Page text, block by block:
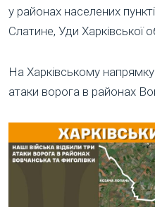
у районах населених
Слатине, Уди Харківської
На Харківському напрямку
атаки ворога в районах